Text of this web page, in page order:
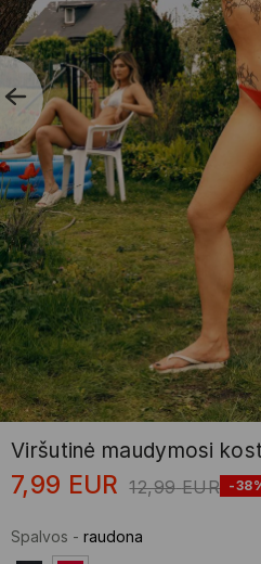
Viršutinė maudymosi
7,99 EUR 12,99 EUR -
Spalvos - raudona